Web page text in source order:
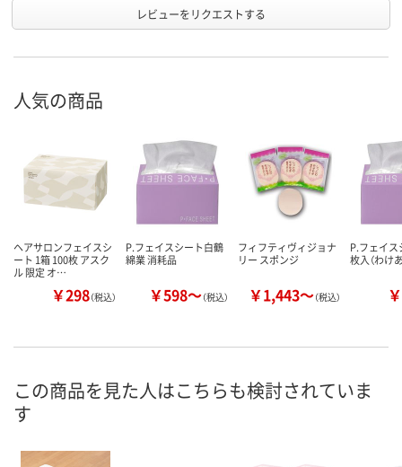
レビューをリクエストする
人気の商品
ヘアサロンフェイスシ
ート 1箱 100枚 アスク
ル 限定 オ…
￥298（税込）
P.フェイスシート白鶴
綿業 消耗品
￥598～（税込）
フィフティヴィジョナ
リー スポンジ
￥1,443～（税込）
P.フェイス
枚入（わけ
この商品を見た人はこちらも検討されていま
す